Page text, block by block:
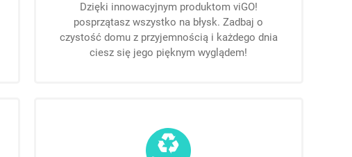
Dzięki innowacyjnym produktom viGO!
posprzątasz wszystko na błysk. Zadbaj o
czystość domu z przyjemnością i każdego dnia
ciesz się jego pięknym wyglądem!